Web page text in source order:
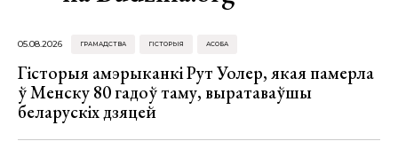
05.08.2026 ГРАМАДСТВА ГІСТОРЫЯ АСОБА
Гісторыя амэрыканкі Рут Уолер, якая памерла
ў Менску 80 гадоў таму, выратаваўшы
беларускіх дзяцей